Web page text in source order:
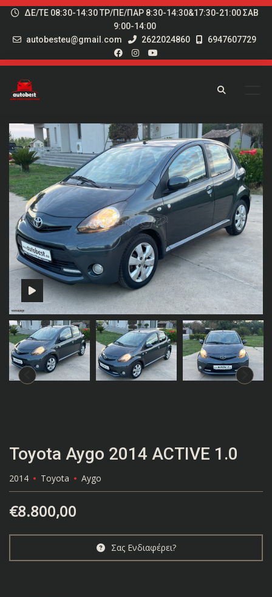
ΔΕ/ΤΕ 08:30-14:30 ΤΡ/ΠΕ/ΠΑΡ 8:30-14:30&17:30-21:00 ΣΑΒ
9:00-14:00
autobesteu@gmail.com
2622024860 6947607729
Toyota Aygo 2014 ACTIVE 1.0
2014 Toyota Aygo
€8.800,00
Σας Ενδιαφέρει?